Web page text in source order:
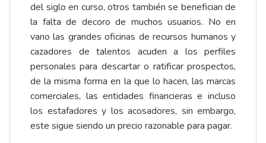
del siglo en curso, otros también se benefician de
la falta de decoro de muchos usuarios. No en
vano las grandes oficinas de recursos humanos y
cazadores de talentos acuden a los perfiles
personales para descartar o ratificar prospectos,
de la misma forma en la que lo hacen, las marcas
comerciales, las entidades financieras e incluso
los estafadores y los acosadores, sin embargo,
este sigue siendo un precio razonable para pagar.